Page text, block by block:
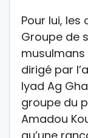
Pour lui,
Groupe de
musulmans
dirigé par
Iyad Ag
groupe du
Amadou